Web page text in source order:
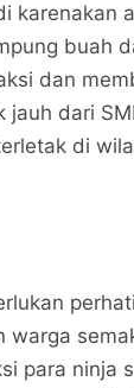
karenakan
buah
dan
dari
di
warga
para ninja